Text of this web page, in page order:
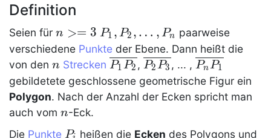
Definition
Seien für n>=3
n >= 3 P_1,
P_2,
\ldots
, P_n
P1 , P2 , … , Pn paarweise
verschiedene Punkte der Ebene. Dann heißt die
von den n
n Strecken \nohtml
\ovl{P_1P_2}
P1P2 , \nohtml
\ovl{P_2P_3}
P2P3 , ... , \nohtml
PnP1
gebildetete geschlossene geometrische Figur ein
Polygon. Nach der Anzahl der Ecken spricht man
auch vom n
n-Eck.
Die Punkte P_i
P heißen die Ecken des Polygonsund